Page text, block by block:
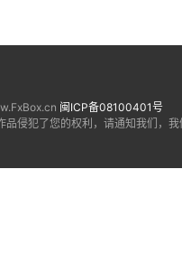
闽ICP备08100401号
侵犯了您的权利，请通知我们，